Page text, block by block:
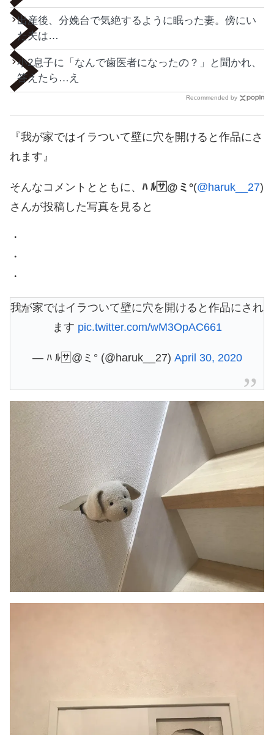
出産後、分娩台で気絶するように眠った妻。傍にい
た夫は…
小2息子に「なんで歯医者になったの？」と聞かれ、
答えたら…え
Recommended by
『我が家ではイラついて壁に穴を開けると作品にさ
れます』
そんなコメントとともに、 ﾊ ﾙ🈂️@ミ°(@haruk__27)
さんが投稿した写真を見ると
・
・
・
我が家ではイラついて壁に穴を開けると作品にされ
ます pic.twitter.com/wM3OpAC661
— ﾊ ﾙ🈂️@ミ° (@haruk__27) April 30, 2020